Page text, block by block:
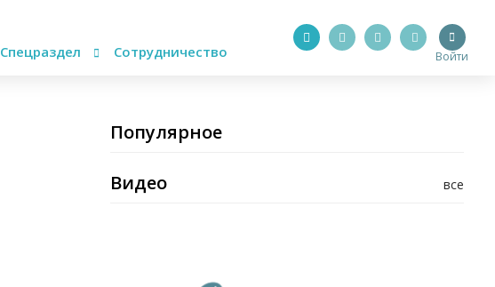
Спецраздел Сотрудничество Войти
Популярное
все
Видео